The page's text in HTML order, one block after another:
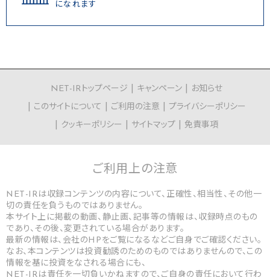
になれます
NET-IRトップページ キャンペーン
お知らせ
このサイトについて
ご利用の注意
プライバシーポリシー
クッキーポリシー
サイトマップ 免責事項
ご利用上の注意
NET-IRは収録コンテンツの内容について、正確性、相当性、その他一
切の責任を負うものではありません。
本サイト上に掲載の動画、静止画、記事等の情報は、収録時点のもの
であり、その後、変更されている場合があります。
最新の情報は、会社のHPをご覧になるなどご自身でご確認ください。
なお、本コンテンツは投資勧誘のためのものではありませんので、この
情報を基に投資をなされる場合にも、
NET-IRは責任を一切負いかねますので、ご自身の責任において行わ